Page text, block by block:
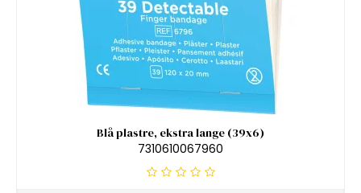
Blå plastre, ekstra lange (39x6)
7310610067960